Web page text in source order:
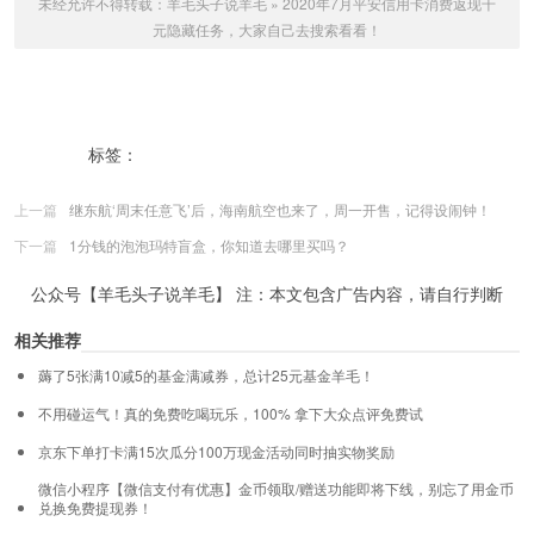
元隐藏任务，大家自己去搜索看看！
标签：
上一篇
继东航‘周末任意飞’后，海南航空也来了，周一开售，记得设闹钟！
下一篇
1分钱的泡泡玛特盲盒，你知道去哪里买吗？
公众号【羊毛头子说羊毛】 注：本文包含广告内容，请自行判断
相关推荐
薅了5张满10减5的基金满减券，总计25元基金羊毛！
不用碰运气！真的免费吃喝玩乐，100% 拿下大众点评免费试
京东下单打卡满15次瓜分100万现金活动同时抽实物奖励
微信小程序【微信支付有优惠】金币领取/赠送功能即将下线，别忘了用金币
兑换免费提现券！